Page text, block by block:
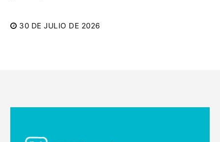
30 DE JULIO DE 2026